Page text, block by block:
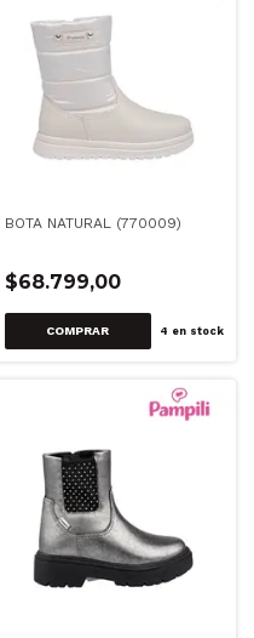
BOTA NATURAL (770009)
$68.799,00
COMPRAR 4 en stock